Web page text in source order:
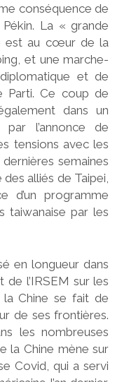
conséquence de
La « grande
est au cœur de la
et une marche-
et de
Parti. Ce coup de
dans un
l’annonce de
tensions avec les
semaines
alliés de Taipei,
d’un programme
taiwanaise par les
en longueur dans
l’IRSEM sur les
la Chine se fait de
de ses frontières.
les nombreuses
la Chine mène sur
Covid, qui a servi